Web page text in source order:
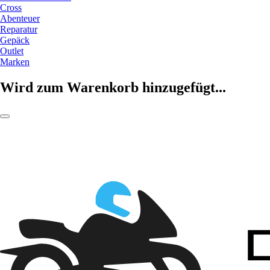
Cross
Abenteuer
Reparatur
Gepäck
Outlet
Marken
Wird zum Warenkorb hinzugefügt...